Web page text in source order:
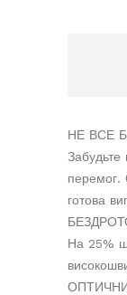
НЕ ВСЕ
перемог.
готова
На 25%